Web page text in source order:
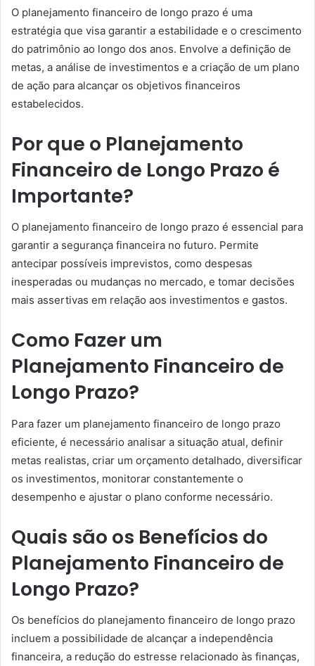
O planejamento financeiro de longo prazo é uma
estratégia que visa garantir a estabilidade e o crescimento
do patrimônio ao longo dos anos. Envolve a definição de
metas, a análise de investimentos e a criação de um plano
de ação para alcançar os objetivos financeiros
estabelecidos.
Por que o Planejamento
Financeiro de Longo Prazo é
Importante?
O planejamento financeiro de longo prazo é essencial para
garantir a segurança financeira no futuro. Permite
antecipar possíveis imprevistos, como despesas
inesperadas ou mudanças no mercado, e tomar decisões
mais assertivas em relação aos investimentos e gastos.
Como Fazer um
Planejamento Financeiro de
Longo Prazo?
Para fazer um planejamento financeiro de longo prazo
eficiente, é necessário analisar a situação atual, definir
metas realistas, criar um orçamento detalhado, diversificar
os investimentos, monitorar constantemente o
desempenho e ajustar o plano conforme necessário.
Quais são os Benefícios do
Planejamento Financeiro de
Longo Prazo?
Os benefícios do planejamento financeiro de longo prazo
incluem a possibilidade de alcançar a independência
financeira, a redução do estresse relacionado às finanças,